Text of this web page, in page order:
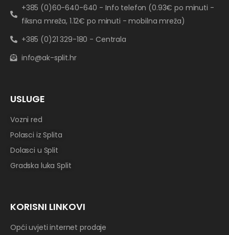
+385 (0)60-640-640 - Info telefon (0.93€ po minuti -
fiksna mreža, 1.12€ po minuti - mobilna mreža)
+385 (0)21 329-180 - Centrala
info@ak-split.hr
KORISNI LINKOVI
Opći uvjeti internet prodaje
USLUGE
Vozni red
Polasci iz Splita
Dolasci u Split
Gradska luka Split